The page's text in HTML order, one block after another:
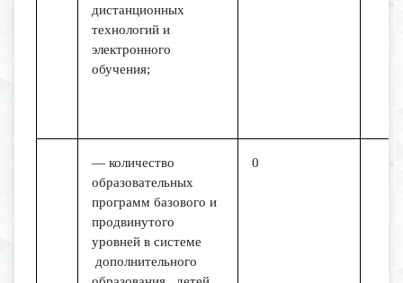
дистанционных
технологий и
электронного
обучения;
— количество
образовательных
программ базового и
продвинутого
уровней в системе
дополнительного
0